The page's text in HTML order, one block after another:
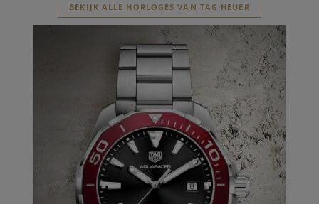
BEKIJK ALLE HORLOGES VAN TAG HEUER